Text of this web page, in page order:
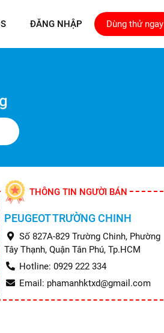
ĐĂNG NHẬP Dùng thử ngay
THÔNG TIN NGƯỜI BÁN
PEUGEOT TRƯỜNG CHINH
Số 827A-829 Trường Chinh, Phường
Tây Thạnh, Quận Tân Phú, Tp.HCM
Hotline: 0929 222 334
Email: phamanhktxd@gmail.com